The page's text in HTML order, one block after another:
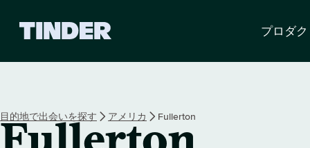
ホ
ー
ム
プロダ
目的地で出会いを探す アメリカ Fullerton